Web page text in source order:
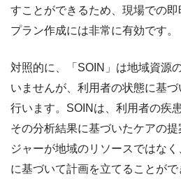
すことができるため、現場での
プラン作成には非常に有効です。
対照的に、「SOIN」は地域資源
いませんが、利用者の状態に基
行います。SOINは、利用者の疾
その分析結果に基づいたケアの
ジャーが地域のリソースではな
に基づいて計画を立てることが